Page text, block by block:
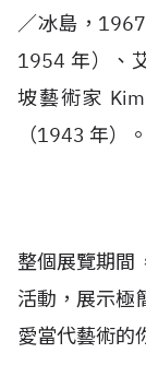
／冰島，
1954 年）、
坡藝術家
（1943 年）。
整個展覽期間
活動，展示極
愛當代藝術的